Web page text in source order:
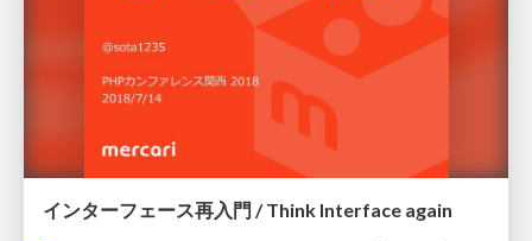
インターフェース再入門 / Think Interface again